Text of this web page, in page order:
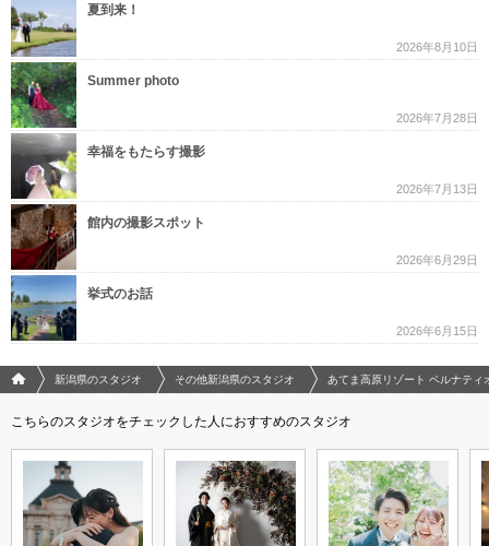
夏到来！
2026年8月10日
Summer photo
2026年7月28日
幸福をもたらす撮影
2026年7月13日
館内の撮影スポット
2026年6月29日
挙式のお話
2026年6月15日
フォトウエディング/結婚写真のPhotorait ホーム
新潟県のスタジオ その他新潟県のスタジオ あてま高原リゾート ベルナティ
こちらのスタジオをチェックした人におすすめのスタジオ